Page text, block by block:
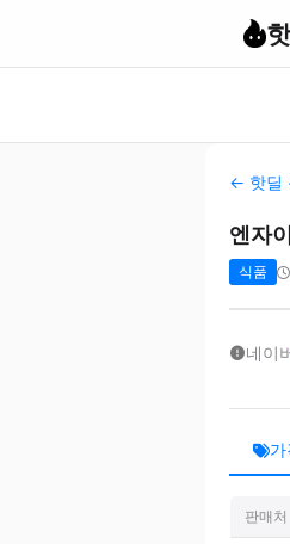
← 핫딜
엔자
식품
네이
가
판매처